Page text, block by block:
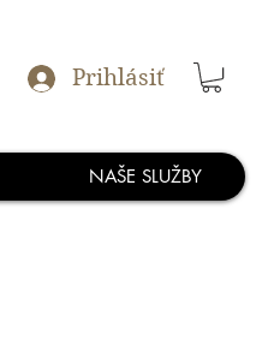
Prihlásiť
NAŠE SLUŽBY